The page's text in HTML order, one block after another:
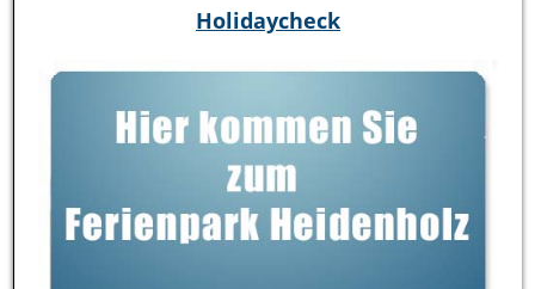
Holidaycheck